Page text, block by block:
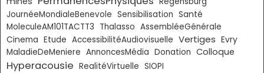
JournéeMondialeBenevole Sensibilisation Santé
MoleculeAM101TACTT3 Thalasso AssembléeGénérale
Cinema Etude AccessibilitéAudiovisuelle Vertiges Evry
MaladieDeMeniere AnnoncesMédia Donation Colloque
Hyperacousie RealitéVirtuelle SIOPI